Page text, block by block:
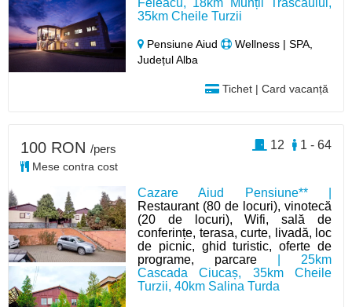
Feleacu, 18km Munții Trascăului,
35km Cheile Turzii
Pensiune Aiud
Wellness | SPA,
Județul Alba
Tichet | Card vacanță
Cazare Aiud Pensiune** |
Restaurant (80 de locuri), vinotecă
(20 de locuri), Wifi, sală de
conferințe, terasa, curte, livadă, loc
de picnic, ghid turistic, oferte de
programe, parcare | 25km
Cascada Ciucaș, 35km Cheile
Turzii, 40km Salina Turda
100 RON /pers
Mese contra cost
1 - 64
12